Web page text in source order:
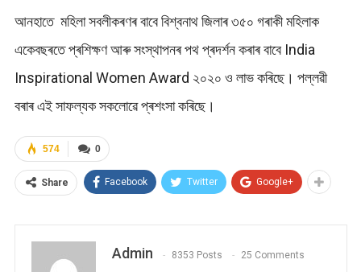
আনহাতে মহিলা সবলীকৰণৰ বাবে বিশ্বনাথ জিলাৰ ৩৫০ গৰাকী মহিলাক
একেবছৰতে প্ৰশিক্ষণ আৰু সংস্থাপনৰ পথ প্ৰদৰ্শন কৰাৰ বাবে India
Inspirational Women Award ২০২০ ও লাভ কৰিছে। পল্লৱী
বৰাৰ এই সাফল্যক সকলোৱে প্ৰশংসা কৰিছে।
0
574
Share Facebook Twitter Google+
Admin 8353 Posts 25 Comments